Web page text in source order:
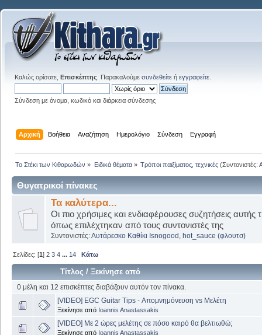
Καλώς ορίσατε, Επισκέπτης . Παρακαλούμε συνδεθείτε ή εγγραφείτε
Σύνδεση με όνομα, κωδικό και διάρκεια σύνδεσης
Αρχική Βοήθεια Αναζήτηση Ημερολόγιο Σύνδεση Εγγραφή
Το Στέκι των Κιθαρωδών » Ειδικά θέματα» Τρόποι παιξίματος, τεχνικές(Συντονιστές:
Θυγατρικοί πίνακες
Τα καλύτερα...
Οι πιο χρήσιμες και ενδιαφέρουσες συζητήσεις αυτής
όπως επιλέχτηκαν από τους συντονιστές της
Συντονιστές:Αυτάρεσκο Καθίκι Isnogood hot_sauce (φλουτσ)
Σελίδες: [1]2 3 4 ... 14 Κάτω
Τίτλος /Ξεκίνησε από
0 μέλη και 12 επισκέπτες διαβάζουν αυτόν τον πίνακα.
[VIDEO] EGC Guitar Tips - Απομνημόνευση vs Μελέτη
Ξεκίνησε από Ioannis Anastassakis
[VIDEO] Με 2 ώρες μελέτης σε πόσο καιρό θα βελτιωθώ;
Ξεκίνησε από Ioannis Anastassakis